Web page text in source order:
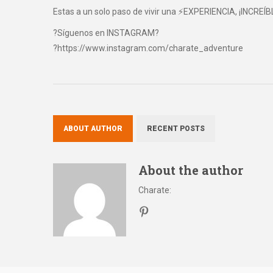
Estas a un solo paso de vivir una ⚡EXPERIENCIA,
?Síguenos en INSTAGRAM?
?https://www.instagram.com/charate_adventure
ABOUT AUTHOR RECENT POSTS
About the author
Charate: